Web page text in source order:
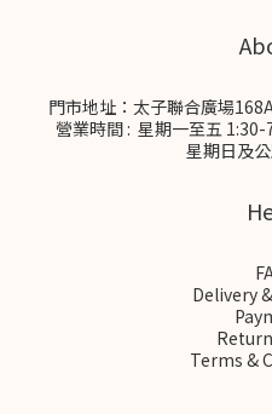
門市地址：太子聯合廣場
營業時間 : 星期一至五
星期日及
Delivery
Terms &